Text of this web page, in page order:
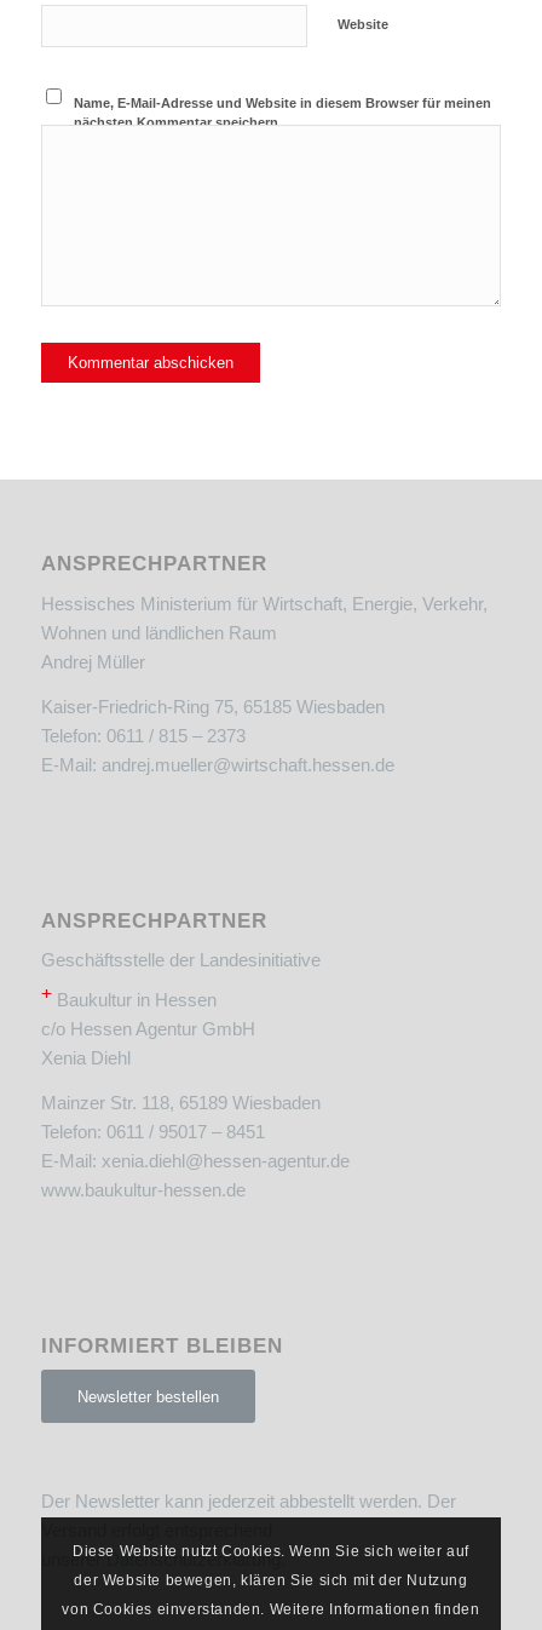
Website
Name, E-Mail-Adresse und Website in diesem Browser für meinen
nächsten Kommentar speichern.
ANSPRECHPARTNER
Hessisches Ministerium für Wirtschaft, Energie, Verkehr,
Wohnen und ländlichen Raum
Andrej Müller
Kaiser-Friedrich-Ring 75, 65185 Wiesbaden
Telefon: 0611 / 815 – 2373
E-Mail: andrej.mueller@wirtschaft.hessen.de
ANSPRECHPARTNER
Geschäftsstelle der Landesinitiative
+Baukultur in Hessen
c/o Hessen Agentur GmbH
Xenia Diehl
Mainzer Str. 118, 65189 Wiesbaden
Telefon: 0611 / 95017 – 8451
E-Mail: xenia.diehl@hessen-agentur.de
www.baukultur-hessen.de
INFORMIERT BLEIBEN
Newsletter bestellen
Der Newsletter kann jederzeit abbestellt werden. Der
unsererDatenschutzerklärung.
Diese Website nutzt Cookies. Wenn Sie sich weiter auf
der Website bewegen, klären Sie sich mit der Nutzung
von Cookies einverstanden. Weitere Informationen finden